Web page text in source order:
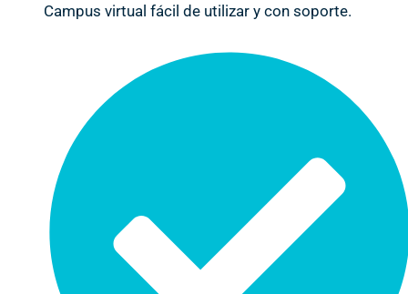
Campus virtual fácil de utilizar y con soporte.